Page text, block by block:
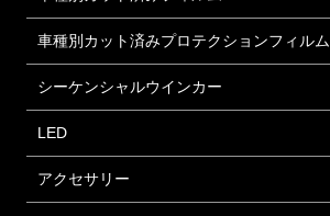
車種別カット済みプロテクションフィルム
シーケンシャルウインカー
LED
アクセサリー